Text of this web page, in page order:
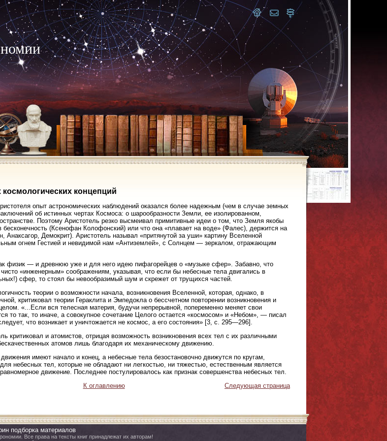
космологических концепций
опыт астрономических наблюдений оказался более надежным (чем в случае земных
об истинных чертах Космоса: о шарообразности Земли, ее изолированном,
Поэтому Аристотель резко высмеивал примитивные идеи о том, что Земля якобы
бесконечность (Ксенофан Колофонский) или что она «плавает на воде» (Фалес), держится на
Анаксагор, Демокрит). Аристотель называл «притянутой за уши» картину Вселенной
огнем Гестией и невидимой нам «Антиземлей», с Солнцем — зеркалом, отражающим
физик — и древнюю уже и для него идею пифагорейцев о «музыке сфер». Забавно, что
«инженерным» соображениям, указывая, что если бы небесные тела двигались в
сфер, то стоял бы невообразимый шум и скрежет от трущихся частей.
теории о возможности начала, возникновения Вселенной, которая, однако, в
критиковал теории Гераклита и Эмпедокла о бессчетном повторении возникновения и
«...Если вся телесная материя, будучи непрерывной, попеременно меняет свои
то так, то иначе, а совокупное сочетание Целого остается «космосом» и «Небом», — писал
что возникает и уничтожается не космос, а его состояния» [3, с. 295—296].
критиковал и атомистов, отрицая возможность возникновения всех тел с их различными
атомов лишь благодаря их механическому движению.
имеют начало и конец, а небесные тела безостановочно движутся по кругам,
небесных тел, которые не обладают ни легкостью, ни тяжестью, естественным является
движение. Последнее постулировалось как признак совершенства небесных тел.
К оглавлению Следующая страница
подборка материалов
Все права на тексты книг принадлежат их авторам!